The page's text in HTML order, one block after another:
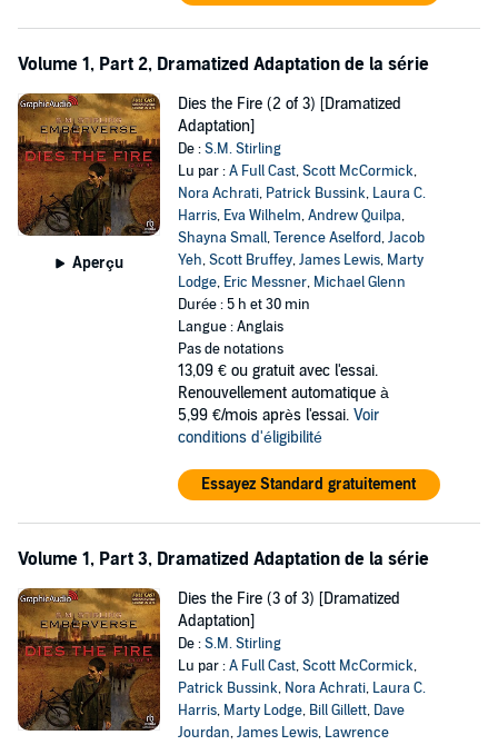
Volume 1, Part 2, Dramatized Adaptation de la série
Aperçu
Dies the Fire (2 of 3) [Dramatized
Adaptation]
De :S.M. Stirling
Lu par :A Full Cast,Scott McCormick,
Nora Achrati, Patrick Bussink, Laura C.
Harris, Eva Wilhelm,Andrew Quilpa,
Shayna Small,Terence Aselford,Jacob
Yeh,Scott Bruffey,James Lewis, Marty
Lodge, Eric Messner, Michael Glenn
Durée : 5 h et 30 min
Langue : Anglais
Pas de notations
13,09 € ou gratuit avec l'essai.
Renouvellement automatique à
5,99 €/mois après l'essai. Voir
conditions d'éligibilité
Essayez Standard gratuitement
Volume 1, Part 3, Dramatized Adaptation de la série
Dies the Fire (3 of 3) [Dramatized
Adaptation]
De :S.M. Stirling
Lu par :A Full Cast,Scott McCormick,
Patrick Bussink, Nora Achrati, Laura C.
Harris, Marty Lodge, Bill Gillett, Dave
Jourdan,James Lewis, Lawrence